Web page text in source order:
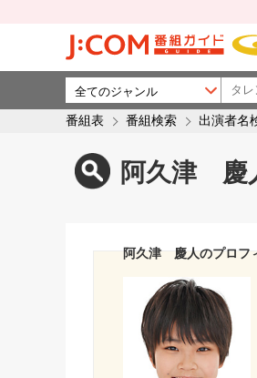
番組表 番組検索 出演者名
阿久津 慶
阿久津 慶人のプロフ